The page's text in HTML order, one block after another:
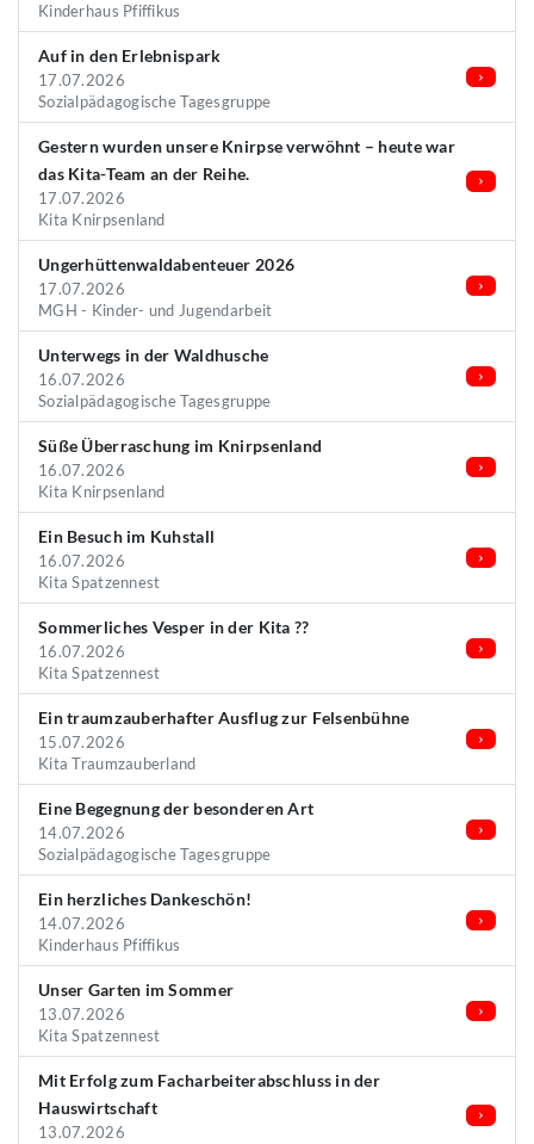
Kinderhaus Pfiffikus
Auf in den Erlebnispark
17.07.2026
Sozialpädagogische Tagesgruppe
Gestern wurden unsere Knirpse verwöhnt – heute war
das Kita-Team an der Reihe.
17.07.2026
Kita Knirpsenland
Ungerhüttenwaldabenteuer 2026
17.07.2026
MGH - Kinder- und Jugendarbeit
Unterwegs in der Waldhusche
16.07.2026
Sozialpädagogische Tagesgruppe
Süße Überraschung im Knirpsenland
16.07.2026
Kita Knirpsenland
Ein Besuch im Kuhstall
16.07.2026
Kita Spatzennest
Sommerliches Vesper in der Kita ??
16.07.2026
Kita Spatzennest
Ein traumzauberhafter Ausflug zur Felsenbühne
15.07.2026
Kita Traumzauberland
Eine Begegnung der besonderen Art
14.07.2026
Sozialpädagogische Tagesgruppe
Ein herzliches Dankeschön!
14.07.2026
Kinderhaus Pfiffikus
Unser Garten im Sommer
13.07.2026
Kita Spatzennest
Mit Erfolg zum Facharbeiterabschluss in der
Hauswirtschaft
13.07.2026